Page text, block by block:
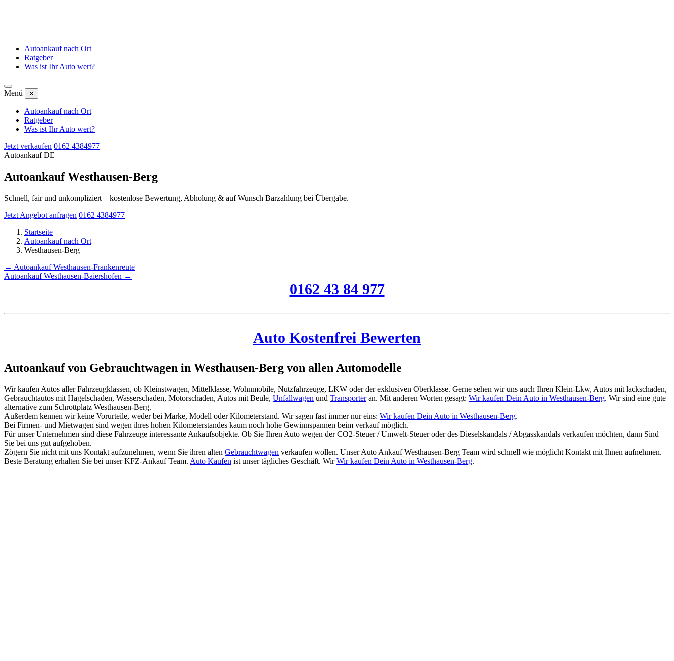
Autoankauf nach Ort
Ratgeber
Was ist Ihr Auto wert?
Menü ✕
Autoankauf nach Ort
Ratgeber
Was ist Ihr Auto wert?
Jetzt verkaufen 0162 4384977
Autoankauf DE
Autoankauf Westhausen-Berg
Schnell, fair und unkompliziert – kostenlose Bewertung, Abholung & auf Wunsch Barzahlung bei Übergabe.
Jetzt Angebot anfragen 0162 4384977
Startseite
Autoankauf nach Ort
Westhausen-Berg
← Autoankauf Westhausen-Frankenreute
Autoankauf Westhausen-Baiershofen →
0162 43 84 977
Auto Kostenfrei Bewerten
Autoankauf von Gebrauchtwagen in Westhausen-Berg von allen Automodelle
Wir kaufen Autos aller Fahrzeugklassen, ob Kleinstwagen, Mittelklasse, Wohnmobile, Nutzfahrzeuge, LKW oder der exklusiven Oberklasse. Gerne sehen wir uns auch Ihren Klein-Lkw, Autos mit lackschaden,
Gebrauchtautos mit Hagelschaden, Wasserschaden, Motorschaden, Autos mit Beule, Unfallwagen und Transporteran. Mit anderen Worten gesagt: Wir kaufen Dein Auto in Westhausen-Berg. Wir sind eine gute
alternative zum Schrottplatz Westhausen-Berg.
Außerdem kennen wir keine Vorurteile, weder bei Marke, Modell oder Kilometerstand. Wir sagen fast immer nur eins: Wir kaufen Dein Auto in Westhausen-Berg.
Bei Firmen- und Mietwagen sind wegen ihres hohen Kilometerstandes kaum noch hohe Gewinnspannen beim verkauf möglich.
Für unser Unternehmen sind diese Fahrzeuge interessante Ankaufsobjekte. Ob Sie Ihren Auto wegen der CO2-Steuer / Umwelt-Steuer oder des Dieselskandals / Abgasskandals verkaufen möchten, dann Sind
Sie bei uns gut aufgehoben.
Zögern Sie nicht mit uns Kontakt aufzunehmen, wenn Sie ihren alten Gebrauchtwagen verkaufen wollen. Unser Auto Ankauf Westhausen-Berg Team wird schnell wie möglicht Kontakt mit Ihnen aufnehmen.
Beste Beratung erhalten Sie bei unser KFZ-Ankauf Team. Auto Kaufen ist unser tägliches Geschäft. WirWir kaufen Dein Auto in Westhausen-Berg.